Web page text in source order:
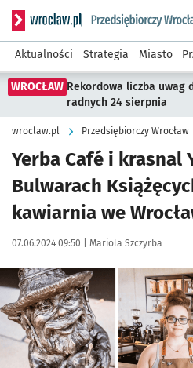
Serwis informacyjny
Aktualności Strategia Miasto
WROCŁAW Rekordowa liczba uwag
radnych 24 sierpnia
wroclaw.pl Przedsiębiorczy Wrocław
Yerba Café i krasnal
Bulwarach
kawiarnia we
Data publikacji:
07.06.2024 09:50 | Autor:
Mariola Szczyrba
Kliknij, aby zobaczyć galerię